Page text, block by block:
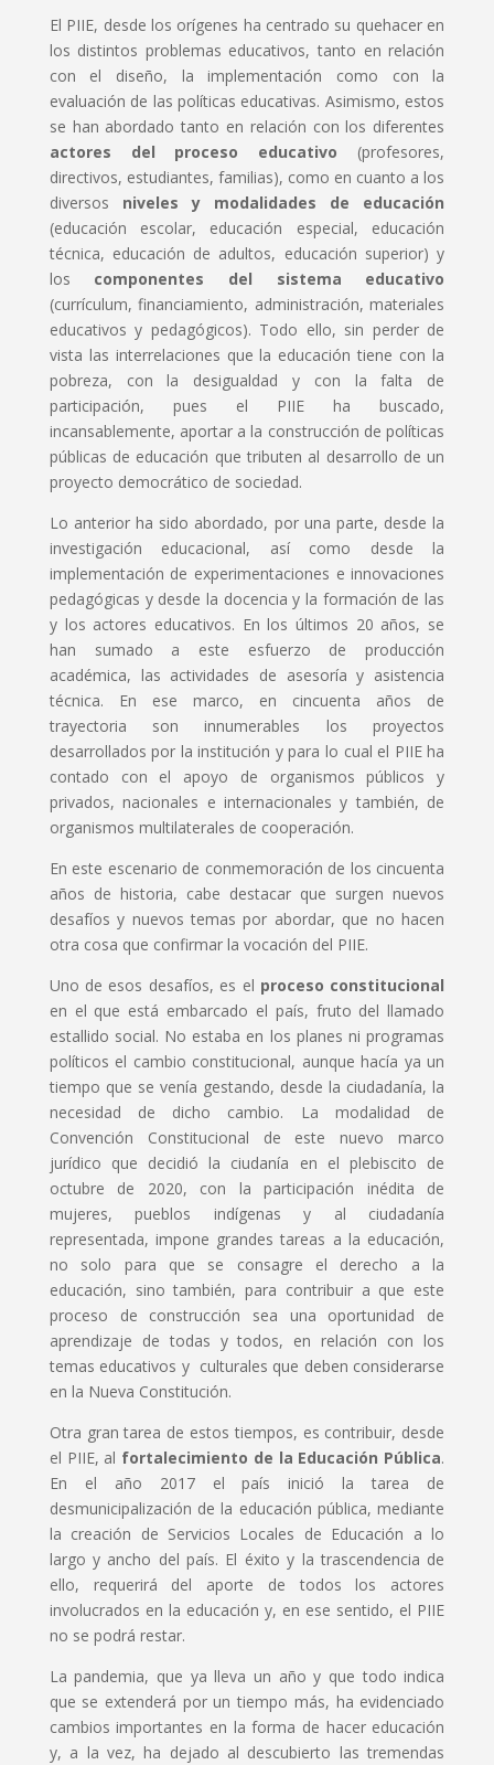
El PIIE, desde los orígenes ha centrado su quehacer en
los distintos problemas educativos, tanto en relación
con el diseño, la implementación como con la
evaluación de las políticas educativas. Asimismo, estos
se han abordado tanto en relación con los diferentes
actores del proceso educativo (profesores,
directivos, estudiantes, familias), como en cuanto a los
diversos niveles y modalidades de educación
(educación escolar, educación especial, educación
técnica, educación de adultos, educación superior) y
los componentes del sistema educativo
(currículum, financiamiento, administración, materiales
educativos y pedagógicos). Todo ello, sin perder de
vista las interrelaciones que la educación tiene con la
pobreza, con la desigualdad y con la falta de
participación, pues el PIIE ha buscado,
incansablemente, aportar a la construcción de políticas
públicas de educación que tributen al desarrollo de un
proyecto democrático de sociedad.
Lo anterior ha sido abordado, por una parte, desde la
investigación educacional, así como desde la
implementación de experimentaciones e innovaciones
pedagógicas y desde la docencia y la formación de las
y los actores educativos. En los últimos 20 años, se
han sumado a este esfuerzo de producción
académica, las actividades de asesoría y asistencia
técnica. En ese marco, en cincuenta años de
trayectoria son innumerables los proyectos
desarrollados por la institución y para lo cual el PIIE ha
contado con el apoyo de organismos públicos y
privados, nacionales e internacionales y también, de
organismos multilaterales de cooperación.
En este escenario de conmemoración de los cincuenta
años de historia, cabe destacar que surgen nuevos
desafíos y nuevos temas por abordar, que no hacen
otra cosa que confirmar la vocación del PIIE.
Uno de esos desafíos, es el proceso constitucional
en el que está embarcado el país, fruto del llamado
estallido social. No estaba en los planes ni programas
políticos el cambio constitucional, aunque hacía ya un
tiempo que se venía gestando, desde la ciudadanía, la
necesidad de dicho cambio. La modalidad de
Convención Constitucional de este nuevo marco
jurídico que decidió la ciudanía en el plebiscito de
octubre de 2020, con la participación inédita de
mujeres, pueblos indígenas y al ciudadanía
representada, impone grandes tareas a la educación,
no solo para que se consagre el derecho a la
educación, sino también, para contribuir a que este
proceso de construcción sea una oportunidad de
aprendizaje de todas y todos, en relación con los
temas educativos y culturales que deben considerarse
en la Nueva Constitución.
Otra gran tarea de estos tiempos, es contribuir, desde
el PIIE, al fortalecimiento de la Educación Pública.
En el año 2017 el país inició la tarea de
desmunicipalización de la educación pública, mediante
la creación de Servicios Locales de Educación a lo
largo y ancho del país. El éxito y la trascendencia de
ello, requerirá del aporte de todos los actores
involucrados en la educación y, en ese sentido, el PIIE
no se podrá restar.
La pandemia, que ya lleva un año y que todo indica
que se extenderá por un tiempo más, ha evidenciado
cambios importantes en la forma de hacer educación
y, a la vez, ha dejado al descubierto las tremendas